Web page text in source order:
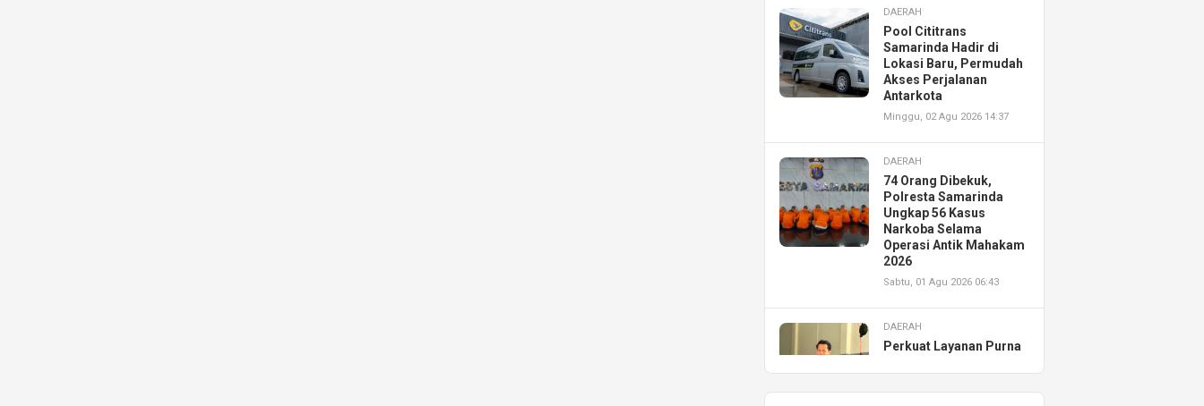
DAERAH
Pool Cititrans
Samarinda Hadir di
Lokasi Baru, Permudah
Akses Perjalanan
Antarkota
Minggu, 02 Agu 2026 14:37
DAERAH
74 Orang Dibekuk,
Polresta Samarinda
Ungkap 56 Kasus
Narkoba Selama
Operasi Antik Mahakam
2026
Sabtu, 01 Agu 2026 06:43
DAERAH
Perkuat Layanan Purna
Resmikan AHASS